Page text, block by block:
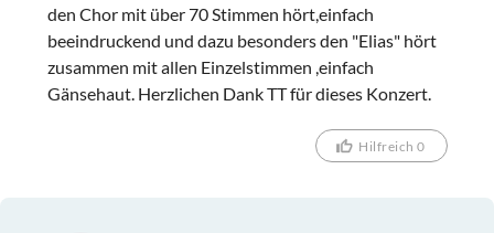
den Chor mit über 70 Stimmen hört,einfach
beeindruckend und dazu besonders den "Elias" hört
zusammen mit allen Einzelstimmen ,einfach
Gänsehaut. Herzlichen Dank TT für dieses Konzert.
Hilfreich 0